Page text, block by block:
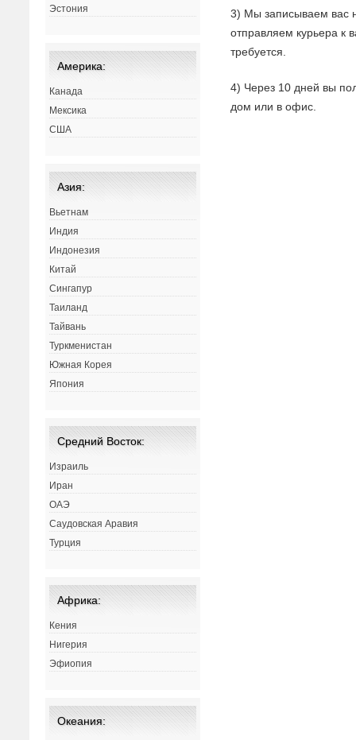
3) Мы записываем вас
отправляем курьера к
требуется.
4) Через 10 дней вы
дом или в офис.
Эстония
Америка:
Канада
Мексика
США
Азия:
Вьетнам
Индия
Индонезия
Китай
Сингапур
Таиланд
Тайвань
Туркменистан
Южная Корея
Япония
Средний Восток:
Израиль
Иран
ОАЭ
Саудовская Аравия
Турция
Африка:
Кения
Нигерия
Эфиопия
Океания: